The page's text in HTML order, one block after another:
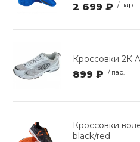
2 699 ₽ / пар.
Кроссовки 2К
899 ₽ / пар.
Кроссовки
black/red